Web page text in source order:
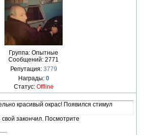
Группа: Опытные
Сообщений: 2771
Репутация: 3779
Награды: 0
Статус: Offline
красивый окрас! Появился стимул
свой закончил. Посмотрите